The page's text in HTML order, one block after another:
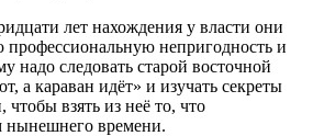
лет нахождения у власти они
непригодность и
надо следовать старой восточной
а караван идёт» и изучать секреты
взять из неё то, что
нынешнего времени.